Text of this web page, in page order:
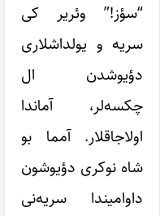
“سؤز!” وئریر کی
سریه و یولداشلاری
دؤیوشدن ال
چکسه‌لر، آماندا
اولاجاقلار. آمما بو
شاه نوکری دؤیوشون
داوامیندا سریه‌نی